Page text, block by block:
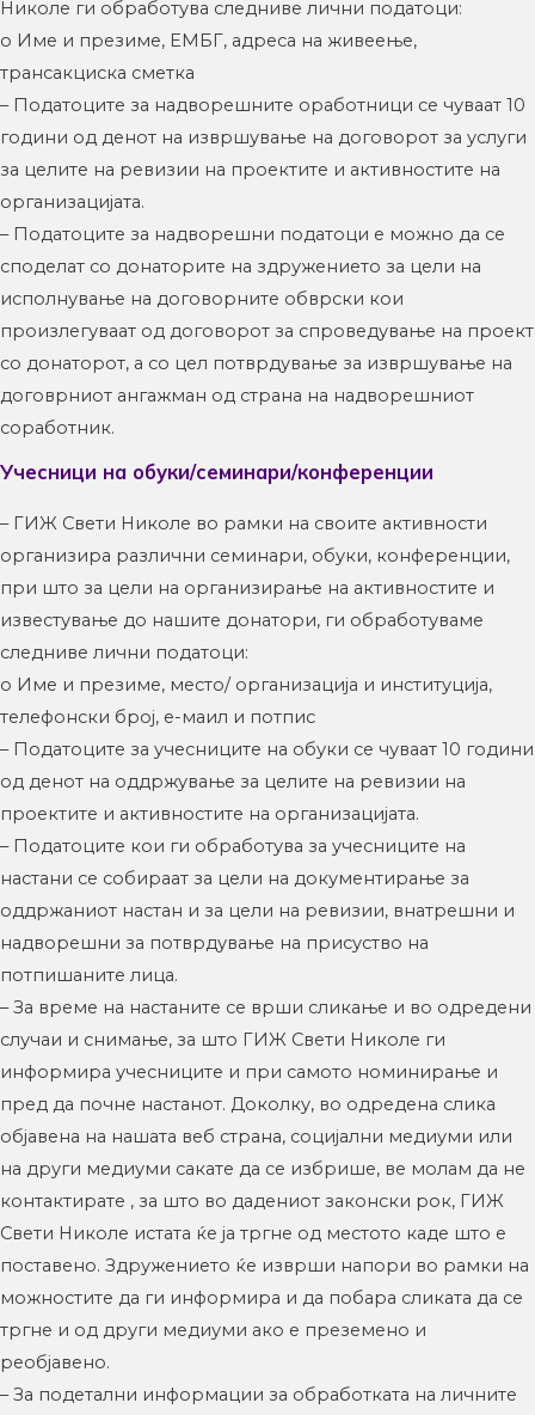
Николе ги обработува следниве лични податоци:
o Име и презиме, ЕМБГ, адреса на живеење,
трансакциска сметка
– Податоците за надворешните оработници се чуваат 10
години од денот на извршување на договорот за услуги
за целите на ревизии на проектите и активностите на
организацијата.
– Податоците за надворешни податоци е можно да се
споделат со донаторите на здружението за цели на
исполнување на договорните обврски кои
произлегуваат од договорот за спроведување на проект
со донаторот, а со цел потврдување за извршување на
договрниот ангажман од страна на надворешниот
соработник.
Учесници на обуки/семинари/конференции
– ГИЖ Свети Николе во рамки на своите активности
организира различни семинари, обуки, конференции,
при што за цели на организирање на активностите и
известување до нашите донатори, ги обработуваме
следниве лични податоци:
o Име и презиме, место/ организација и институција,
телефонски број, е-маил и потпис
– Податоците за учесниците на обуки се чуваат 10 години
од денот на оддржување за целите на ревизии на
проектите и активностите на организацијата.
– Податоците кои ги обработува за учесниците на
настани се собираат за цели на документирање за
оддржаниот настан и за цели на ревизии, внатрешни и
надворешни за потврдување на присуство на
потпишаните лица.
– За време на настаните се врши сликање и во одредени
случаи и снимање, за што ГИЖ Свети Николе ги
информира учесниците и при самото номинирање и
пред да почне настанот. Доколку, во одредена слика
објавена на нашата веб страна, социјални медиуми или
на други медиуми сакате да се избрише, ве молам да не
контактирате , за што во дадениот законски рок, ГИЖ
Свети Николе истата ќе ја тргне од местото каде што е
поставено. Здружението ќе изврши напори во рамки на
можностите да ги информира и да побара сликата да се
тргне и од други медиуми ако е преземено и
реобјавено.
– За подетални информации за обработката на личните